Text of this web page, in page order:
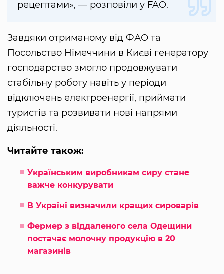
рецептами», — розповіли у FAO.
Завдяки отриманому від ФАО та
Посольство Німеччини в Києві генератору
господарство змогло продовжувати
стабільну роботу навіть у періоди
відключень електроенергії, приймати
туристів та розвивати нові напрями
діяльності.
Читайте також:
Українським виробникам сиру стане
важче конкурувати
В Україні визначили кращих сироварів
Фермер з віддаленого села Одещини
постачає молочну продукцію в 20
магазинів